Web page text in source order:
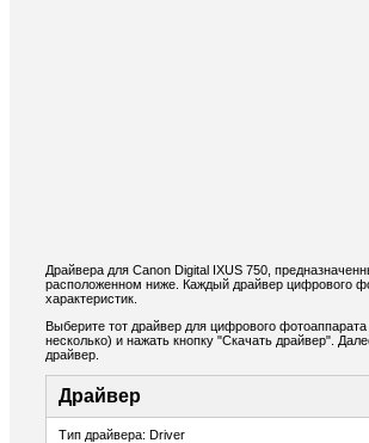
Драйвера для Canon Digital IXUS 750,
расположенном ниже. Каждый драйвер цифрового
характеристик.
Выберите тот драйвер для цифрового
несколько) и нажать кнопку "Скачать драйвер".
драйвер.
Драйвер
Тип драйвера: Driver